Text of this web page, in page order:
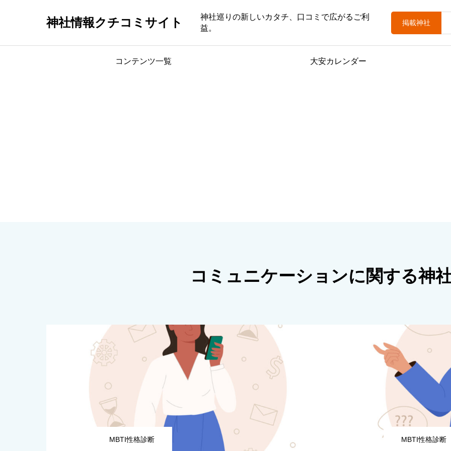
神社情報クチコミサイト
神社巡りの新しいカタチ、口コミで広がるご利
益。
掲載神社
コンテンツ一覧 大安カレンダー
コミュニケーションに関する神
MBTI性格診断 MBTI性格診断